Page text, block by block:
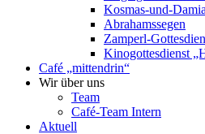
Kosmas-und-
Abrahamssegen
Zamperl-
Kinogottesdienst
Café „mittendrin“
Wir über uns
Team
Café-Team Intern
Aktuell